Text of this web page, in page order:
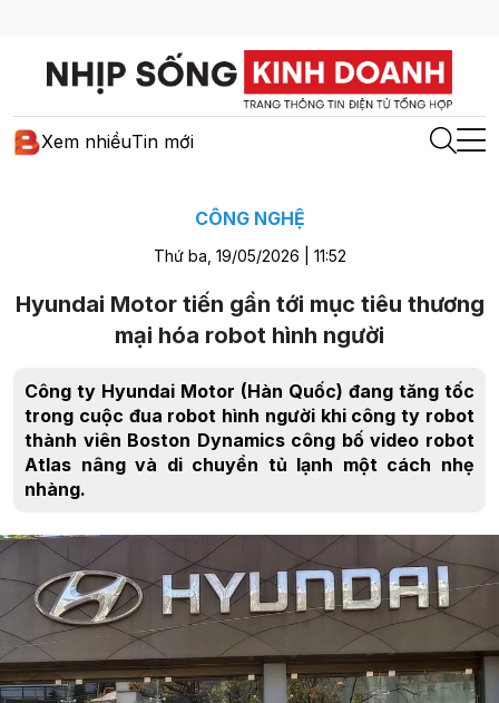
Xem nhiềuTin mới
CÔNG NGHỆ
Thứ ba, 19/05/2026 | 11:52
Hyundai Motor tiến gần tới mục tiêu thương
mại hóa robot hình người
Công ty Hyundai Motor (Hàn Quốc) đang tăng tốc
trong cuộc đua robot hình người khi công ty robot
thành viên Boston Dynamics công bố video robot
Atlas nâng và di chuyển tủ lạnh một cách nhẹ
nhàng.